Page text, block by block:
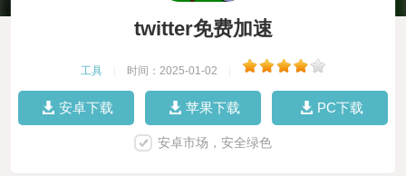
twitter免费加速
工具 时间：2025-01-02
安卓下载 苹果下载 PC下载
安卓市场，安全绿色